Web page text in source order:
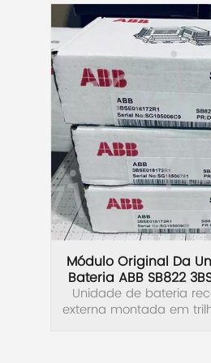
Swissbit
B&R
Parker
AZBIL
VACON
Eaton
SICK
Módulo Original Da
Bateria ABB SB822
Unidade de bateria
externa montada em